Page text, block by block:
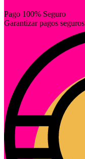
Pago 100% Seguro
Garantizar pagos seguros